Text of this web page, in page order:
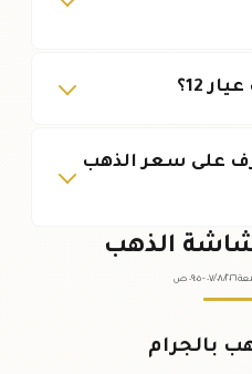
12؟
على سعر الذهب
الذهب
٠٧ /٠٨/٢٠٢٦ - ٠٩:٠٥ ص
بالجرام